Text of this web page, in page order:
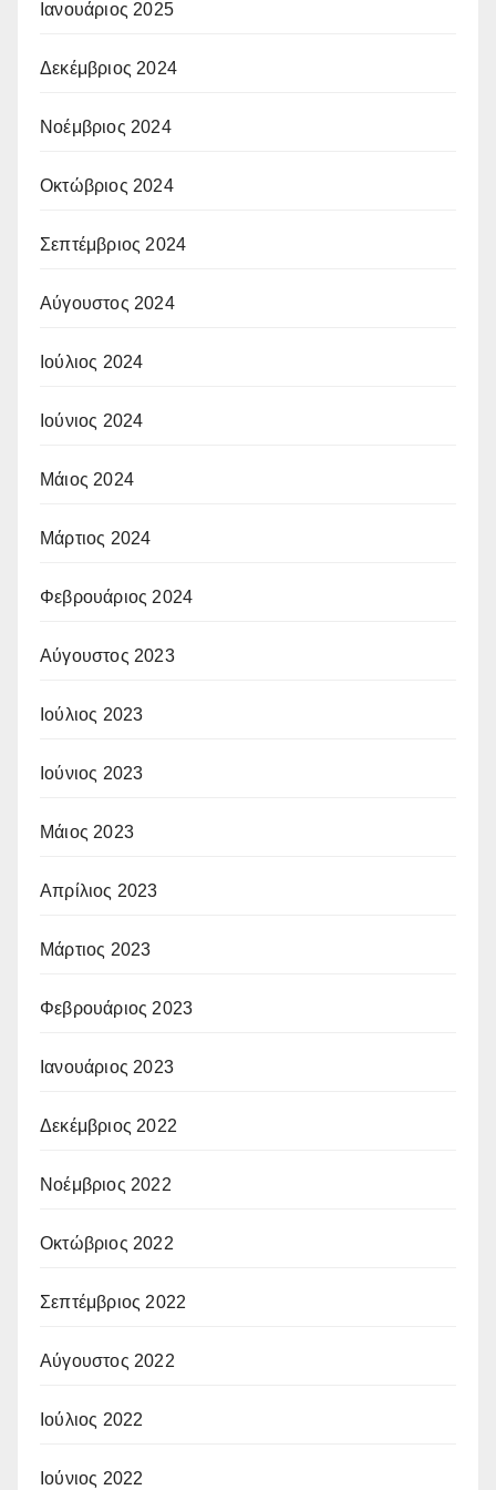
Ιανουάριος 2025
Δεκέμβριος 2024
Νοέμβριος 2024
Οκτώβριος 2024
Σεπτέμβριος 2024
Αύγουστος 2024
Ιούλιος 2024
Ιούνιος 2024
Μάιος 2024
Μάρτιος 2024
Φεβρουάριος 2024
Αύγουστος 2023
Ιούλιος 2023
Ιούνιος 2023
Μάιος 2023
Απρίλιος 2023
Μάρτιος 2023
Φεβρουάριος 2023
Ιανουάριος 2023
Δεκέμβριος 2022
Νοέμβριος 2022
Οκτώβριος 2022
Σεπτέμβριος 2022
Αύγουστος 2022
Ιούλιος 2022
Ιούνιος 2022